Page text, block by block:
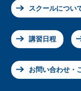
スクールについ
講習日程
お問い合わせ・